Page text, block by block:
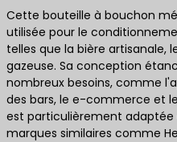
Cette bouteille à bouchon
utilisée pour le
telles que la bière artisanale,
gazeuse. Sa conception
nombreux besoins, comme
des bars, le e-commerce et
est particulièrement adaptée
marques similaires comme